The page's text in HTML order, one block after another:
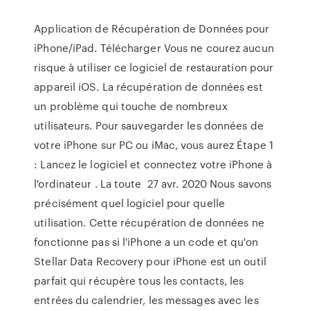
Application de Récupération de Données pour
iPhone/iPad. Télécharger Vous ne courez aucun
risque à utiliser ce logiciel de restauration pour
appareil iOS. La récupération de données est
un problème qui touche de nombreux
utilisateurs. Pour sauvegarder les données de
votre iPhone sur PC ou iMac, vous aurez Étape 1
: Lancez le logiciel et connectez votre iPhone à
l'ordinateur . La toute 27 avr. 2020 Nous savons
précisément quel logiciel pour quelle
utilisation. Cette récupération de données ne
fonctionne pas si l'iPhone a un code et qu'on
Stellar Data Recovery pour iPhone est un outil
parfait qui récupère tous les contacts, les
entrées du calendrier, les messages avec les